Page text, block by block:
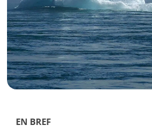
EN BREF